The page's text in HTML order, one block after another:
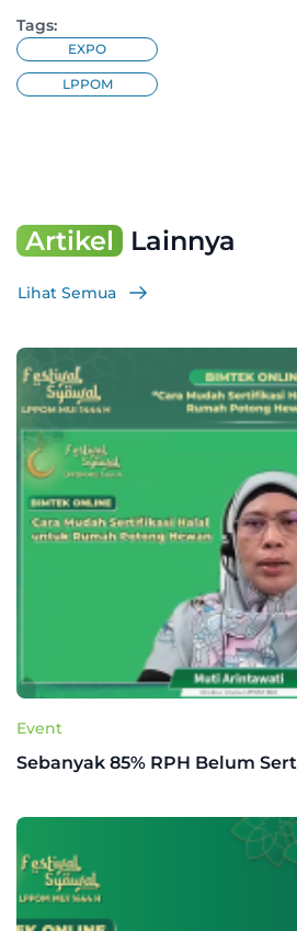
Tags:
EXPO
LPPOM
Artikel Lainnya
Lihat Semua
Event
Sebanyak 85% RPH Belum